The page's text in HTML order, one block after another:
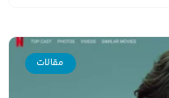
مقالات